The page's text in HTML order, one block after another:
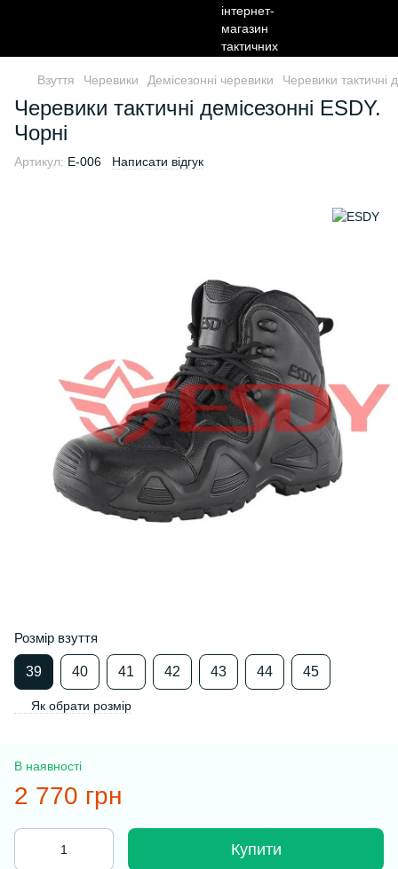
Взуття Черевики Демісезонні черевики Черевики тактичні
Черевики тактичні демісезонні ESDY.
Чорні
Артикул: E-006 Написати відгук
Розмір взуття
39 40 41 42 43 44 45
Як обрати розмір
В наявності
2 770 грн
Купити